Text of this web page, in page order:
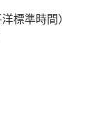
標準時間）